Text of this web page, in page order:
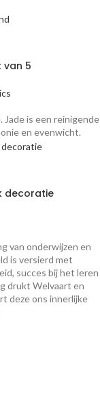
van 5
Jade ­is een reinigende
en evenwicht.
decoratie
van onderwijzen en
is versierd met
succes bij het leren
drukt Welvaart en
deze ons innerlijke